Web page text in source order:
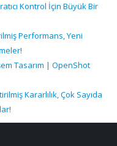
Kontrol İçin Büyük Bir
Performans, Yeni
Tasarım | OpenShot
Kararlılık, Çok Sayıda